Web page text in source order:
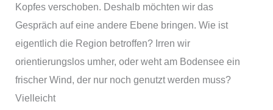
Kopfes verschoben. Deshalb möchten wir das
Gespräch auf eine andere Ebene bringen. Wie ist
eigentlich die Region betroffen? Irren wir
orientierungslos umher, oder weht am Bodensee ein
frischer Wind, der nur noch genutzt werden muss?
Vielleicht